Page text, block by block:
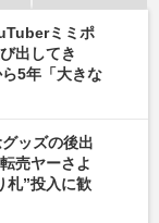
ミミポ
出してき
5年「大きな
ッズの後出
売ヤーさよ
札”投入に歓